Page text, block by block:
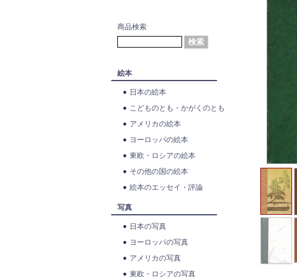
商品検索
絵本
日本の絵本
こどものとも・かがくのとも
アメリカの絵本
ヨーロッパの絵本
東欧・ロシアの絵本
その他の国の絵本
絵本のエッセイ・評論
写真
日本の写真
ヨーロッパの写真
アメリカの写真
東欧・ロシアの写真